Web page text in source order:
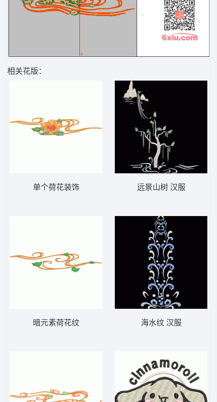
相关花版：
单个荷花装饰
暗元素荷花纹
远景山树 汉服
海水纹 汉服